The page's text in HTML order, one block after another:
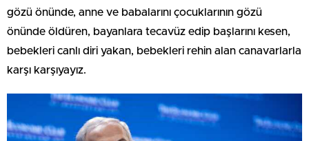
gözü önünde, anne ve babalarını çocuklarının gözü
önünde öldüren, bayanlara tecavüz edip başlarını kesen,
bebekleri canlı diri yakan, bebekleri rehin alan canavarlarla
karşı karşıyayız.